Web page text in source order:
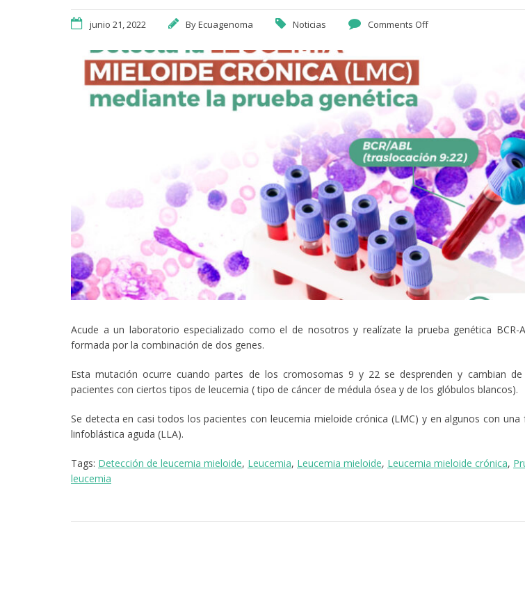
junio 21, 2022 ByEcuagenoma Noticias Comments Off
Acude a un laboratorio especializado como el de nosotros y realízate la prueba genética BCR-
formada por la combinación de dos genes.
Esta mutación ocurre cuando partes de los cromosomas 9 y 22 se desprenden y cambian de
pacientes con ciertos tipos de leucemia ( tipo de cáncer de médula ósea y de los glóbulos blancos).
Se detecta en casi todos los pacientes con leucemia mieloide crónica (LMC) y en algunos con una
linfoblástica aguda (LLA).
Tags: Detección de leucemia mieloide, Leucemia, Leucemia mieloide, Leucemia mieloide crónica,
leucemia